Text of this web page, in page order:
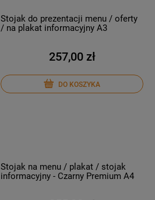
Stojak do prezentacji menu / oferty
/ na plakat informacyjny A3
257,00 zł
DO KOSZYKA
Stojak na menu / plakat / stojak
informacyjny - Czarny Premium A4